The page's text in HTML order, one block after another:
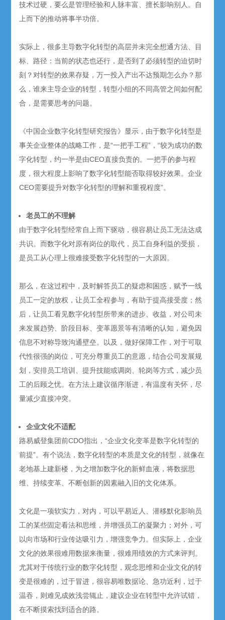
技术过硬，要么是管理经验和人脉丰富、擅长影响别人。自
上而下的推动将事半功倍。
实际上，很多主导数字化转型的高层并未完全想通方法、目
标、路径：当前的状态也还行，是否到了必须转型的迫切时
刻？对转型的效果存疑，万一投入产出不达预期怎么办？那
么，谁来主导企业的转型，转型小组的不同高管之间如何配
合，是需要思考的问题。
《中国企业数字化转型研究报告》显示，由于数字化转型是
事关企业整体的战略工作，是“一把手工程”，“较为成功的数
字化转型，约一半是由CEO直接负责的。一把手的参与程
度，很大程度上影响了数字化转型能否取得较好效果。企业
CEO需要提升对数字化转型的理解和重视程度”。
老员工的不理解
由于数字化转型经常自上而下驱动，很容易让员工无法达成
共识。而数字化对原有岗位的取代，员工自身利益的受损，
是员工从心理上很难接受数字化转型的一大原因。
那么，在这过程中，及时解答员工的疑虑和困惑，赋予一线
员工一定的放权，让员工全程参与，有助于提高接受度；然
后，让员工看见数字化转型所带来的进步、收益，对公司未
来发展趋势、阶段目标、变革愿景等有清晰的认知，避免因
信息不对称导致沟通壁垒。以及，做好保障工作，对于可取
代性很强的岗位，可充分尊重员工的意愿，结合公司发展规
划，安排员工培训、提升技能或调岗、轮岗等方式，减少员
工的后顾之忧。在方法上建议循序渐进，有温度有关怀，尽
量减少直接冲突。
企业文化不适配
路易威登集团前CDO指出，“企业文化变革是数字化转型的
前提”。有个说法，数字化转型的本质是文化的转型，就像在
老地基上建新楼，为之增加数字化的新鲜血液，将数据思
维、持续变革、不断创新的因素融入旧的文化体系。
文化是一项软实力，对内，可以平易近人、潜移默化影响员
工的某些固定看法和思维，并增强员工的凝聚力；对外，可
以向市场和行业传达吸引力，增强竞争力。但实际上，企业
文化的效果很难用数据来衡量，很难用绩效的方式来评判。
尤其对于传统行业的数字化转型，观念思维和企业文化的转
变是很难的，过于冒进，很容易唯数据论、急功近利，过于
温吞，则难见成效浅尝辄止，建议企业在转型中允许试错，
在不断摸索找到适合的路。